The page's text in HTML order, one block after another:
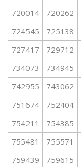
720014
720262
724545
725138
727417
729712
734073
734945
742955
743062
751674
752404
754211
754385
755481
755571
759439
759615